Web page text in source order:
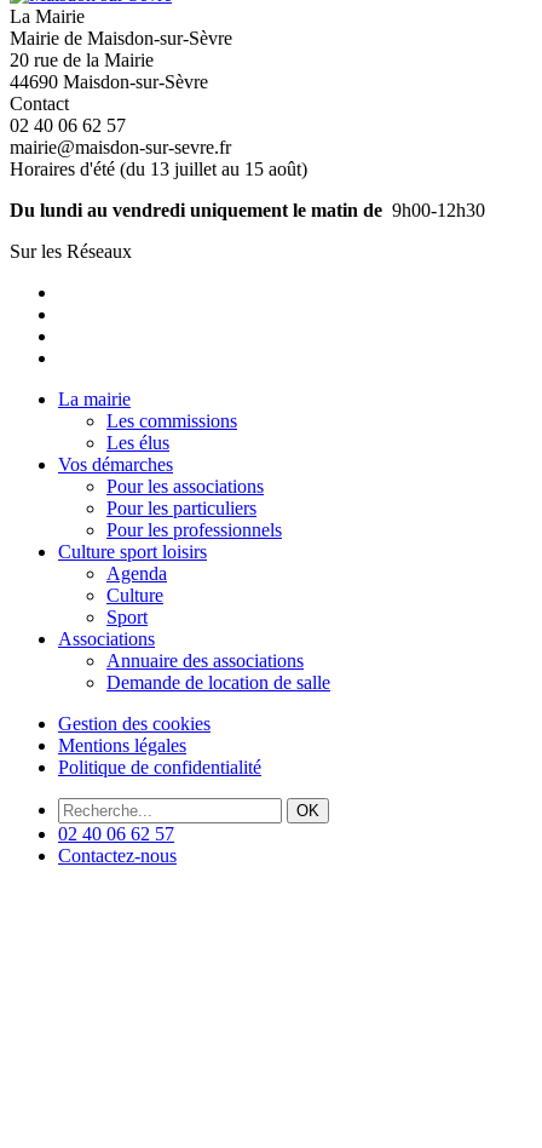
La Mairie
Mairie de Maisdon-sur-Sèvre
20 rue de la Mairie
44690 Maisdon-sur-Sèvre
Contact
02 40 06 62 57
mairie@maisdon-sur-sevre.fr
Horaires d'été (du 13 juillet au 15 août)
Du lundi au vendredi uniquement le matin de 9h00-12h30
Sur les Réseaux
La mairie
Les commissions
Les élus
Vos démarches
Pour les associations
Pour les particuliers
Pour les professionnels
Culture sport loisirs
Agenda
Culture
Sport
Associations
Annuaire des associations
Demande de location de salle
Gestion des cookies
Mentions légales
Politique de confidentialité
OK
02 40 06 62 57
Contactez-nous